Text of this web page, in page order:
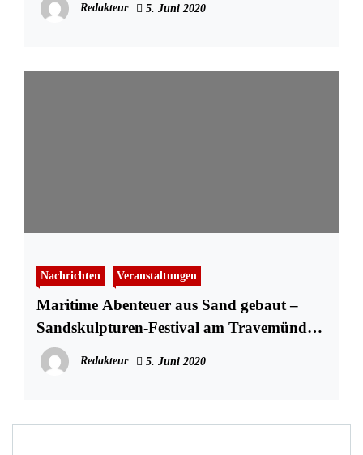
Redakteur 5. Juni 2020
Nachrichten Veranstaltungen
Maritime Abenteuer aus Sand gebaut –
Sandskulpturen-Festival am Travemünder
Fischereihafen
Redakteur 5. Juni 2020